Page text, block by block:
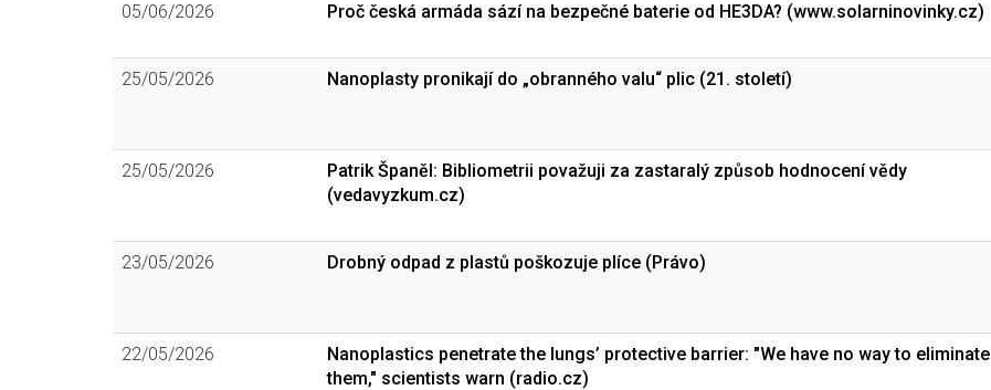
05/06/2026 Proč česká armáda sází na bezpečné baterie od HE3DA? (www.solarninovinky.cz)
25/05/2026 Nanoplasty pronikají do „obranného valu“ plic (21. století)
25/05/2026
Patrik Španěl: Bibliometrii považuji za zastaralý způsob hodnocení vědy
(vedavyzkum.cz)
23/05/2026 Drobný odpad z plastů poškozuje plíce (Právo)
22/05/2026
Nanoplastics penetrate the lungs’ protective barrier: "We have no way to eliminate
them," scientists warn (radio.cz)